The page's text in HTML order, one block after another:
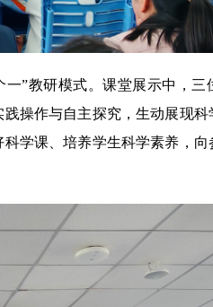
”教研模式。课堂展示中，三
操作与自主探究，生动展现科
学课、培养学生科学素养，向